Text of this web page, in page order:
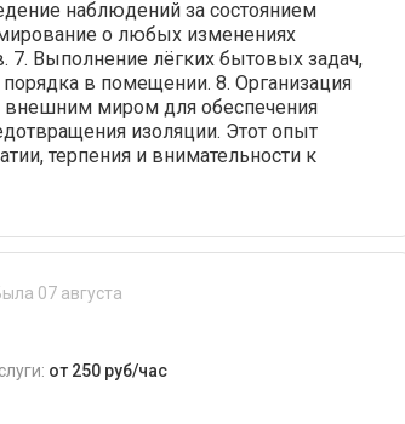
наблюдений за состоянием
о любых изменениях
7. Выполнение лёгких бытовых задач,
в помещении. 8. Организация
внешним миром для обеспечения
изоляции. Этот опыт
терпения и внимательности к
07 августа
от 250 руб/час